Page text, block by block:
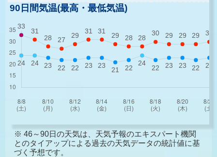
90日間気温(最高・最低気温)
※ 46～90日の天気は、天気予報のエキスパート機関
とのタイアップによる過去の天気データの統計値に基
づく予想です。